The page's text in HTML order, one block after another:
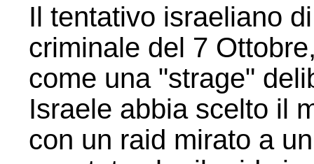
Il tentativo israeliano
criminale del 7
come una "strage"
Israele abbia scelto il
con un raid mirato a